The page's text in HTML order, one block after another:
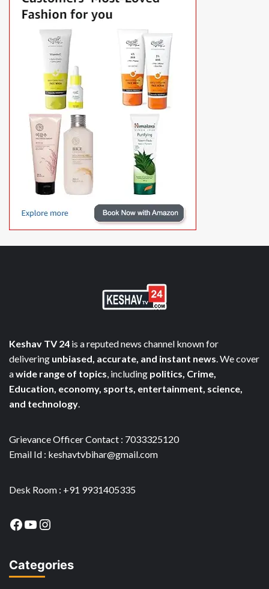
Keshav TV 24 is a reputed news channel known for
delivering unbiased, accurate, and instant news. We cover
awide range of topics, including politics, Crime,
Education, economy, sports, entertainment, science,
and technology.
Grievance Officer Contact : 7033325120
Email Id : keshavtvbihar@gmail.com
Desk Room : +91 9931405335
Facebook
YouTube
Instagram
Categories